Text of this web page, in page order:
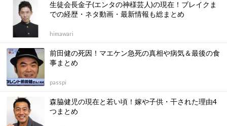
生徒会長金子(エンタの神様芸人)の現在！ブレイクま
での経歴・ネタ動画・最新情報も総まとめ
himawari
前田健の死因！マエケン急死の真相や病気＆最後の食
事まとめ
passpi
森脇健児の現在と若い頃！嫁や子供・干された理由4
つまとめ